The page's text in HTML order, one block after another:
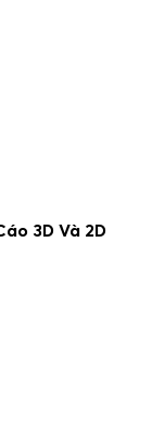
3D Và 2D